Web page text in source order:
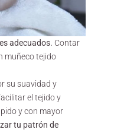
adecuados. Contar
muñeco tejido
su suavidad y
el tejido y
y con mayor
tu patrón de